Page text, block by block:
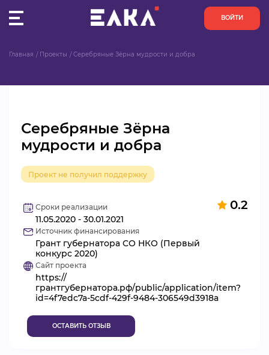
ВОЙТИ
ОРГАНИЗАЦИИ
АНАЛИТИКА
БАЗА ЗНАНИЙ
ВИДЕОКУРСЫ
Главная Проекты Серебряные Зёрна мудрости и добра
Серебряные Зёрна
мудрости и добра
Проект не получил поддержку
0.2
Сроки реализации
11.05.2020 - 30.01.2021
Источник финансирования
Грант губернатора СО НКО (Первый
конкурс 2020)
Сайт проекта
https://
грантгубернатора.рф/public/application/item?
id=4f7edc7a-5cdf-429f-9484-306549d3918a
ОСТАВИТЬ ОТЗЫВ